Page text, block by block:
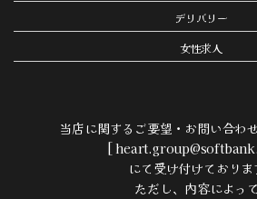
デリバリー
女性求人
当店に関するご要望・お問い合わ
[
にて受け付けておりま
ただし、内容によっ